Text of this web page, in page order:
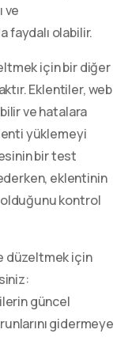
ve
faydalı olabilir.
için bir diğer
Eklentiler, web
ve hatalara
yüklemeyi
bir test
eklentinin
kontrol
düzeltmek için
güncel
gidermeye